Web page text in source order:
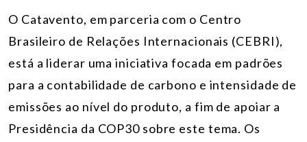
O Catavento, em parceria com o Centro
Brasileiro de Relações Internacionais (CEBRI),
está a liderar uma iniciativa focada em padrões
para a contabilidade de carbono e intensidade de
emissões ao nível do produto, a fim de apoiar a
Presidência da COP30 sobre este tema. Os